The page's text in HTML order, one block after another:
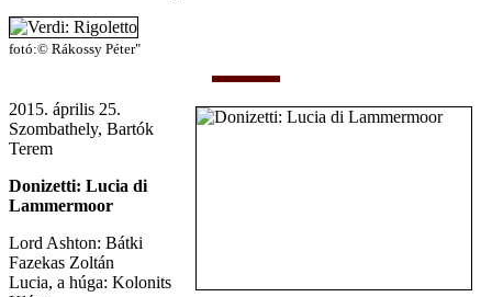
fotó:© Rákossy Péter"
2015. április 25.
Szombathely, Bartók
Terem
Donizetti: Lucia di
Lammermoor
Lord Ashton: Bátki
Fazekas Zoltán
Lucia, a húga: Kolonits